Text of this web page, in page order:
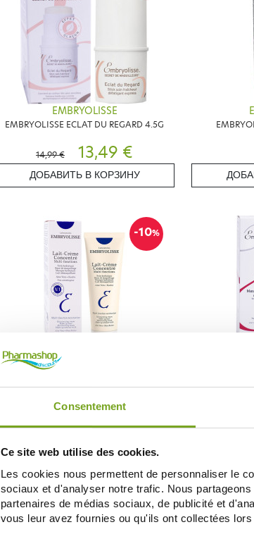
Consentement
Ce site web utilise des cookies.
Les cookies nous permettent de personnaliser le
sociaux et d'analyser notre trafic. Nous
partenaires de médias sociaux, de publicité et
vous leur avez fournies ou qu'ils ont collectées
EMBRYOLISSE
EMBRYOLISSE ECLAT DU REGARD 4.5G
14,99 € 13,49 €
ДОБАВИТЬ В КОРЗИНУ
-10%
EMBRYOLISSE
30ML
11,50 €
10,35 €
ДОБАВИТЬ В КОРЗИНУ